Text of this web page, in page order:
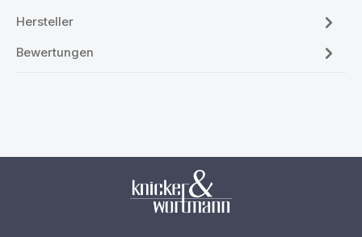
Hersteller
Bewertungen